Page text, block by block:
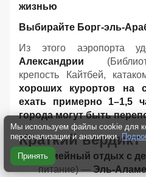
жизнью
Выбирайте Борг-эль-
Из этого аэропорта
Александрии
крепость Кайтбей,
хороших курортов на
ехать примерно 1–1,5
города могут быть
Краткий вердикт
Семейный отдых с
питание) — Эль-
Мы используем файлы cookie для
персонализации и аналитики.
Принять